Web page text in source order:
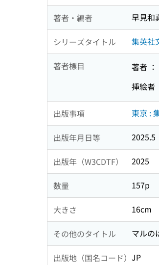
著者・編者 早見和
シリーズタイトル 集英社
著者標目 著者 ：
挿絵者
出版事項 東京 :
出版年月日等 2025.5
出版年（W3CDTF） 2025
数量 157p
大きさ 16cm
その他のタイトル マルの
出版地（国名コード） JP